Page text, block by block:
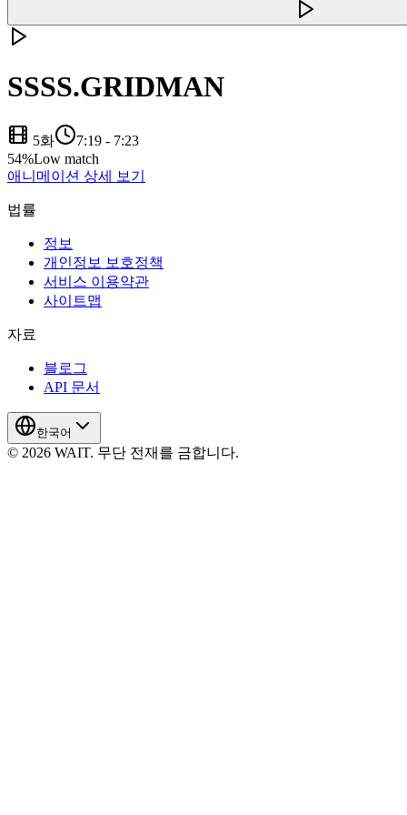
SSSS.GRIDMAN
5화 7:19 - 7:23
54%Low match
애니메이션 상세 보기
법률
정보
개인정보 보호정책
서비스 이용약관
사이트맵
자료
블로그
API 문서
한국어
© 2026 WAIT. 무단 전재를 금합니다.